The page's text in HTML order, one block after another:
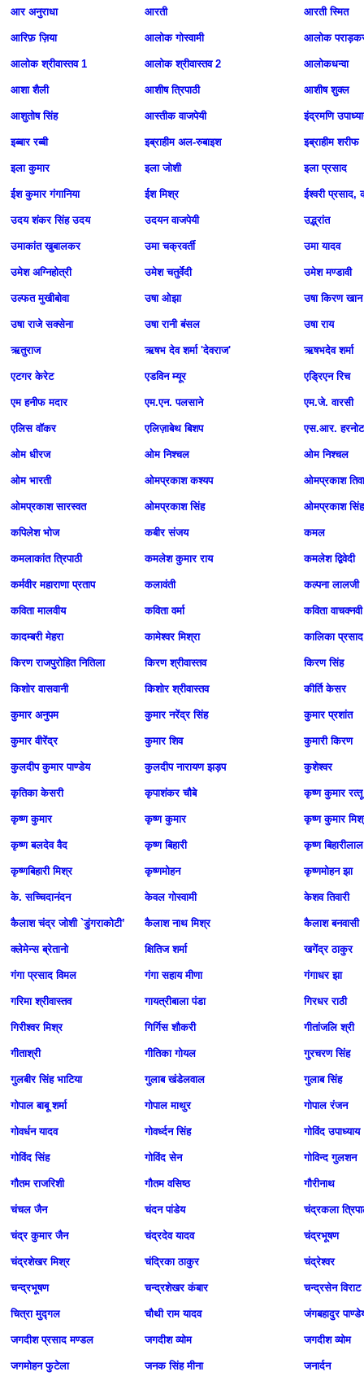
आर अनुराधा आरती आरती स्मित
आरिफ़ ज़िया आलोक गोस्वामी आलोक
आलोक श्रीवास्तव 1 आलोक श्रीवास्तव 2 आलोकधन्वा
आशा शैली आशीष त्रिपाठी आशीष शुक्ल
आशुतोष सिंह आस्तीक वाजपेयी इंद्रमणि
इब्बार रब्बी इब्राहीम अल-रुबाइश इब्राहीम शरीफ
इला कुमार इला जोशी इला प्रसाद
ईश कुमार गंगानिया ईश मिश्र ईश्वरी प्रसाद,
उदय शंकर सिंह उदय उदयन वाजपेयी उद्भ्रांत
उमाकांत खुबालकर उमा चक्रवर्ती उमा यादव
उमेश अग्निहोत्री उमेश चतुर्वेदी उमेश मण्डावी
उल्फत मुखीबोवा उषा ओझा उषा किरण खान
उषा राजे सक्‍सेना उषा रानी बंसल उषा राय
ऋतुराज ऋषभ देव शर्मा 'देवराज' ऋषभदेव शर्मा
एटगर केरेट एडविन म्यूर एड्रिएन रिच
एम हनीफ मदार एम.एन. पलसाने एम.जे. वारसी
एलिस वॉकर एलिज़ाबेथ बिशप एस.आर. हरनोट
ओम धीरज ओम निश्‍चल ओम निश्‍चल
ओम भारती ओमप्रकाश कश्यप ओमप्रकाश
ओमप्रकाश सारस्वत ओमप्रकाश सिंह ओमप्रकाश सिंह
कपिलेश भोज कबीर संजय कमल
कमलाकांत त्रिपाठी कमलेश कुमार राय कमलेश द्विवेदी
कर्मवीर महाराणा प्रताप कलावंती कल्‍पना लालजी
कविता मालवीय कविता वर्मा कविता वाचक्नवी
कादम्‍बरी मेहरा कामेश्‍वर मिश्रा कालिका
किरण राजपुरोहित नितिला किरण श्रीवास्तव किरण सिंह
किशोर वासवानी किशोर श्रीवास्तव कीर्ति केसर
कुमार अनुपम कुमार नरेंद्र सिंह कुमार प्रशांत
कुमार वीरेंद्र कुमार शिव कुमारी किरण
कुलदीप कुमार पाण्डेय कुलदीप नारायण झड़प कुशेश्वर
कृतिका केसरी कृपाशंकर चौबे कृष्‍ण कुमार रत्‍तू
कृष्ण कुमार कृष्ण कुमार कृष्ण कुमार
कृष्ण बलदेव वैद कृष्ण बिहारी कृष्ण
कृष्णबिहारी मिश्र कृष्णमोहन कृष्णमोहन झा
के. सच्चिदानंदन केवल गोस्‍वामी केशव तिवारी
कैलाश चंद्र जोशी `डुंगराकोटी’ कैलाश नाथ मिश्र कैलाश बनवासी
क्लेमेन्स ब्रेतानो क्षितिज शर्मा खगेंद्र ठाकुर
गंगा प्रसाद विमल गंगा सहाय मीणा गंगाधर झा
गरिमा श्रीवास्तव गायत्रीबाला पंडा गिरधर राठी
गिरीश्वर मिश्र गिर्गिस शौकरी गीतांजलि श्री
गीताश्री गीतिका गोयल गुरचरण सिंह
गुलबीर सिंह भाटिया गुलाब खंडेलवाल गुलाब सिंह
गोपाल बाबू शर्मा गोपाल माथुर गोपाल रंजन
गोवर्धन यादव गोवर्ध्दन सिंह गोविंद उपाध्याय
गोविंद सिंह गोविंद सेन गोविन्द गुलशन
गौतम राजरिशी गौतम वसिष्ठ गौरीनाथ
चंचल जैन चंदन पांडेय चंद्रकला
चंद्र कुमार जैन चंद्रदेव यादव चंद्रभूषण
चंद्रशेखर मिश्र चंद्रिका ठाकुर चंद्रेश्वर
चन्द्रभूषण चन्द्रशेखर कंबार चन्द्रसेन विराट
चित्रा मुद्गल चौथी राम यादव जंगबहादुर
जगदीश प्रसाद मण्‍डल जगदीश व्योम जगदीश व्योम
जगमोहन फुटेला जनक सिंह मीना जनार्दन